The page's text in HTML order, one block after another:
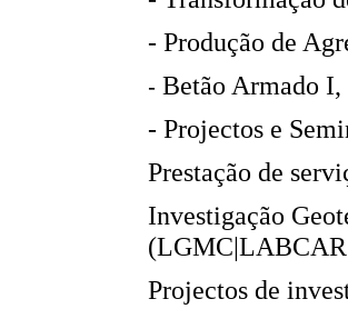
‐ Produção de
‐ Betão Armado
‐ Projectos e
Prestação de
Investigação
Projectos de